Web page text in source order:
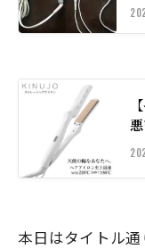
本日はタイトル通